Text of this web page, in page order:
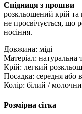
Спідниця з прошви —
розкльошений крій та
не просвічується, що
носіння.
Довжина: міді
Матеріал: натуральна
Крій: легкий
Посадка: середня або
Колір: білий /
Розмірна сітка